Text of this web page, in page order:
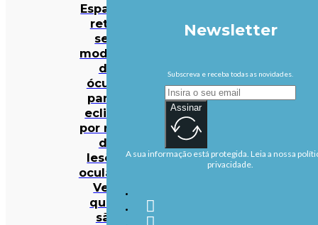
Espanha
retira
seis
modelos
de
óculos
para o
eclipse
por risco
de
lesões
oculares.
Veja
quais
são
Newsletter
Subscreva e receba todas as novidades.
Assinar
A sua informação está protegida. Leia a nossa
privacidade.